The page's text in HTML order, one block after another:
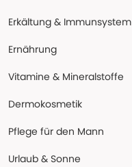
Erkältung & Immunsystem
Ernährung
Vitamine & Mineralstoffe
Dermokosmetik
Pflege für den Mann
Urlaub & Sonne